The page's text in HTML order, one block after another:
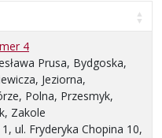
4
Prusa, Bydgoska,
Jeziorna,
Polna, Przesmyk,
Zakole
ul. Fryderyka Chopina 10,